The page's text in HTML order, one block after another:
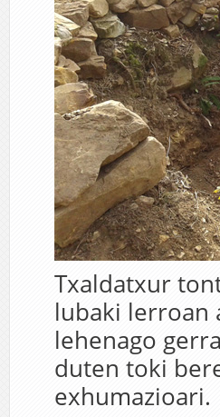
Txaldatxur
lubaki lerroan
lehenago
duten toki
exhumazioari.